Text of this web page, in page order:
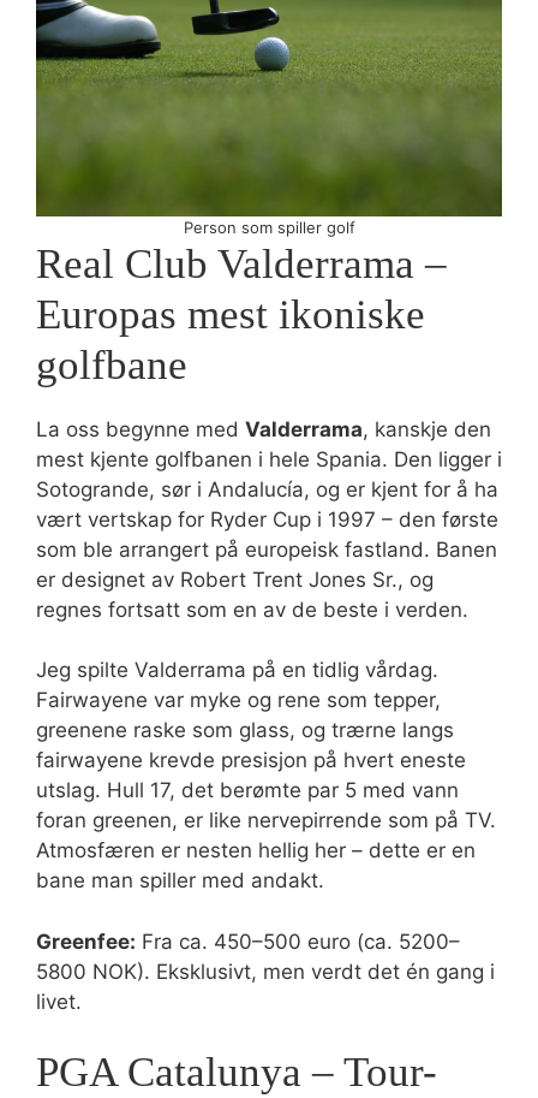
Person som spiller golf
Real Club Valderrama –
Europas mest ikoniske
golfbane
La oss begynne med Valderrama, kanskje den
mest kjente golfbanen i hele Spania. Den ligger i
Sotogrande, sør i Andalucía, og er kjent for å ha
vært vertskap for Ryder Cup i 1997 – den første
som ble arrangert på europeisk fastland. Banen
er designet av Robert Trent Jones Sr., og
regnes fortsatt som en av de beste i verden.
Jeg spilte Valderrama på en tidlig vårdag.
Fairwayene var myke og rene som tepper,
greenene raske som glass, og trærne langs
fairwayene krevde presisjon på hvert eneste
utslag. Hull 17, det berømte par 5 med vann
foran greenen, er like nervepirrende som på TV.
Atmosfæren er nesten hellig her – dette er en
bane man spiller med andakt.
Greenfee: Fra ca. 450–500 euro (ca. 5200–
5800 NOK). Eksklusivt, men verdt det én gang i
livet.
PGA Catalunya – Tour-